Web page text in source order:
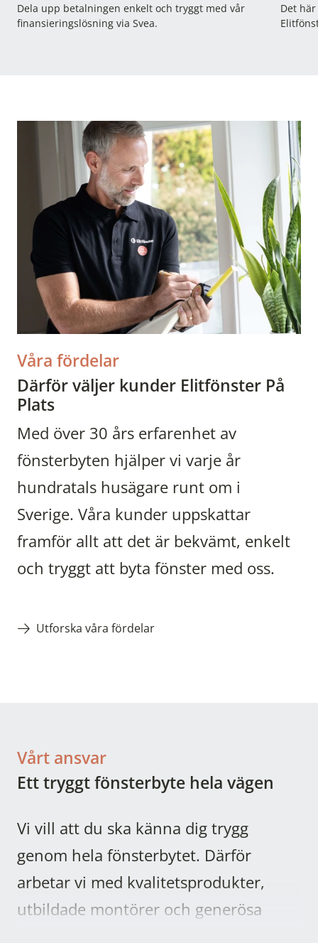
Dela upp betalningen enkelt och tryggt med vår
finansieringslösning via Svea.
Det
Våra fördelar
Därför väljer kunder Elitfönster På
Plats
Med över 30 års erfarenhet av
fönsterbyten hjälper vi varje år
hundratals husägare runt om i
Sverige. Våra kunder uppskattar
framför allt att det är bekvämt, enkelt
och tryggt att byta fönster med oss.
Utforska våra fördelar
Vårt ansvar
Ett tryggt fönsterbyte hela vägen
Vi vill att du ska känna dig trygg
genom hela fönsterbytet. Därför
arbetar vi med kvalitetsprodukter,
utbildade montörer och generösa